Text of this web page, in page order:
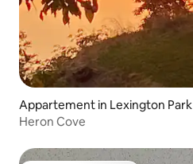
Appartement in Lexington Park
Heron Cove